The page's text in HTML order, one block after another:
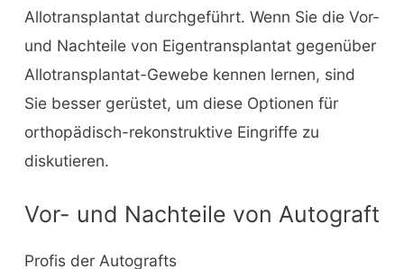
Allotransplantat durchgeführt. Wenn Sie die Vor-
und Nachteile von Eigentransplantat gegenüber
Allotransplantat-Gewebe kennen lernen, sind
Sie besser gerüstet, um diese Optionen für
orthopädisch-rekonstruktive Eingriffe zu
diskutieren.
Vor- und Nachteile von Autograft
Profis der Autografts